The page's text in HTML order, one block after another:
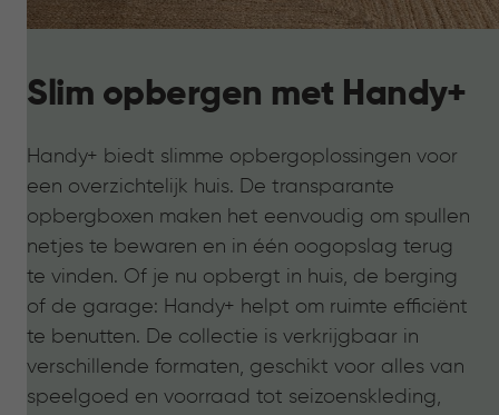
Slim opbergen met Handy+
Handy+ biedt slimme opbergoplossingen voor
een overzichtelijk huis. De transparante
opbergboxen maken het eenvoudig om spullen
netjes te bewaren en in één oogopslag terug
te vinden. Of je nu opbergt in huis, de berging
of de garage: Handy+ helpt om ruimte efficiënt
te benutten. De collectie is verkrijgbaar in
verschillende formaten, geschikt voor alles van
speelgoed en voorraad tot seizoenskleding,